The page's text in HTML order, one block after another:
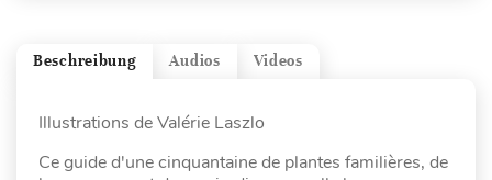
Videos
Audios
Beschreibung
Illustrations de Valérie Laszlo
Ce guide d'une cinquantaine de plantes familières, de